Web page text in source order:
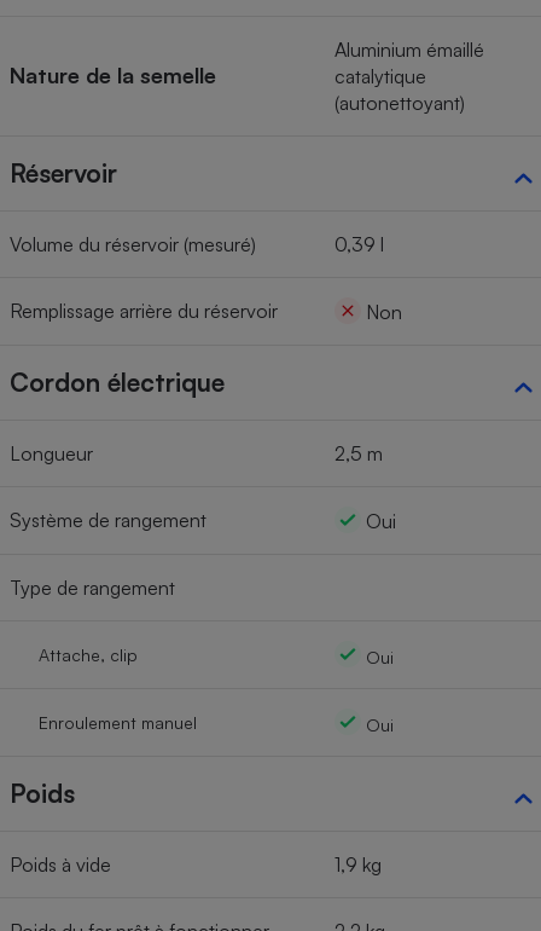
Nature de la semelle
Aluminium émaillé
catalytique
(autonettoyant)
Réservoir
Volume du réservoir (mesuré) 0,39 l
Remplissage arrière du réservoir Non
Cordon électrique
Longueur 2,5 m
Système de rangement Oui
Type de rangement
Attache, clip Oui
Enroulement manuel Oui
Poids
Poids à vide 1,9 kg